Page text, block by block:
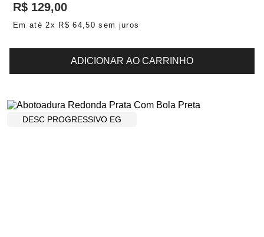
R$ 129,00
Em até2x R$ 64,50 sem juros
ADICIONAR AO CARRINHO
DESC PROGRESSIVO EG